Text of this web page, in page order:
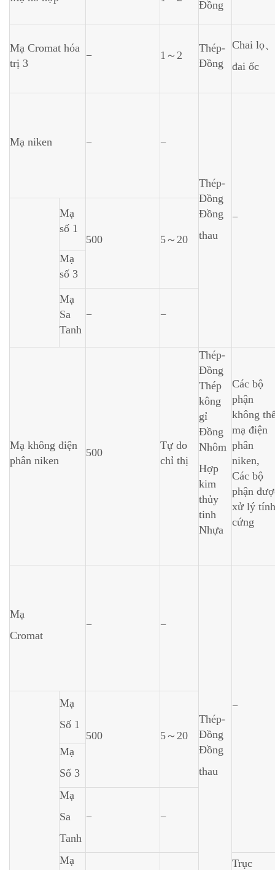
Đồng
Mạ Cromat hóa
trị 3
− 1～2
Thép-
Đồng
Chai lọ、
đai ốc
Mạ niken − −
Thép-
Đồng
Đồng
thau
−
Mạ
số 1
500
5～20
Mạ
số 3
Mạ
Sa
Tanh
− −
Mạ không điện
phân niken
500
Tự do
chỉ thị
Thép-
Đồng
Thép
kông
gỉ
Đồng
Nhôm
Hợp
kim
thủy
tinh
Nhựa
Các bộ
phận
không
mạ điện
phân
niken,
Các bộ
phận
xử lý tính
cứng
Mạ
Cromat
− −
Thép-
Đồng
Đồng
thau
−
Mạ
Số 1
500
5～20
Mạ
Số 3
Mạ
Sa
Tanh
− −
Mạ
Trục